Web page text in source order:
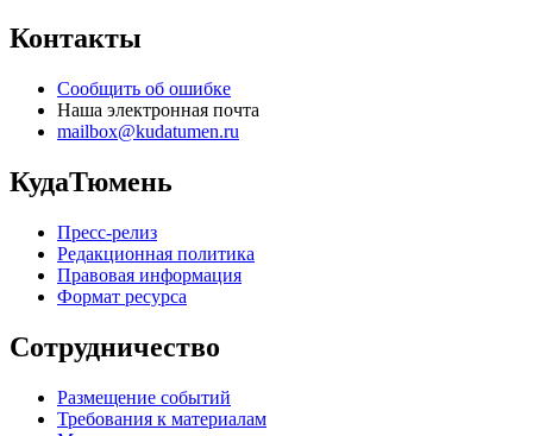
Контакты
Сообщить об ошибке
Наша электронная почта
mailbox@kudatumen.ru
КудаТюмень
Пресс-релиз
Редакционная политика
Правовая информация
Формат ресурса
Сотрудничество
Размещение событий
Требования к материалам